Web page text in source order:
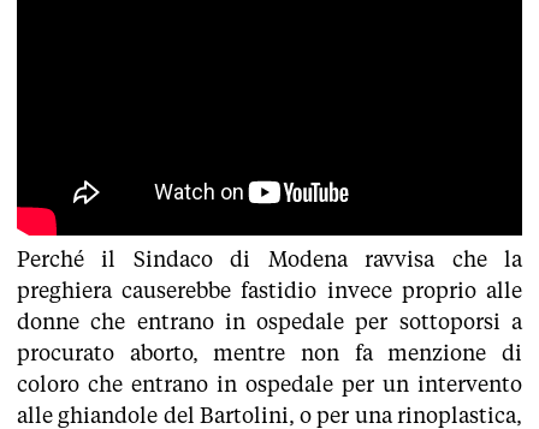
Perché il Sindaco di Modena ravvisa che la
preghiera causerebbe fastidio invece proprio alle
donne che entrano in ospedale per sottoporsi a
procurato aborto, mentre non fa menzione di
coloro che entrano in ospedale per un intervento
alle ghiandole del Bartolini, o per una rinoplastica,